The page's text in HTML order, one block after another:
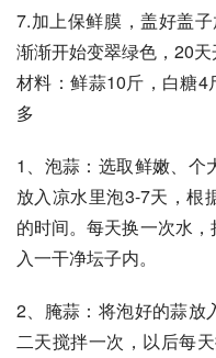
7.加上保鲜膜，盖好盖
渐渐开始变翠绿色，20天
材料：鲜蒜10斤，白糖
多
1、泡蒜：选取鲜嫩、个
放入凉水里泡3-7天，根
的时间。每天换一次水
入一干净坛子内。
2、腌蒜：将泡好的蒜放
二天搅拌一次，以后每